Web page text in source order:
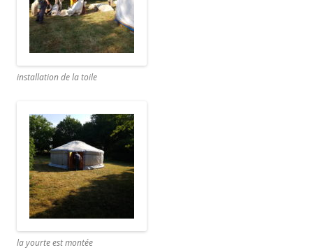
installation de la toile
la yourte est montée